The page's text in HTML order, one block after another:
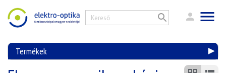
Termékek